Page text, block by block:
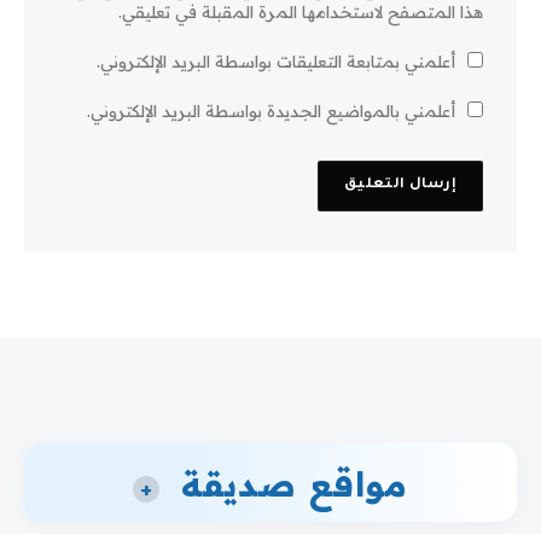
هذا المتصفح لاستخدامها المرة المقبلة في تعليقي.
أعلمني بمتابعة التعليقات بواسطة البريد الإلكتروني.
أعلمني بالمواضيع الجديدة بواسطة البريد الإلكتروني.
مواقع صديقة +